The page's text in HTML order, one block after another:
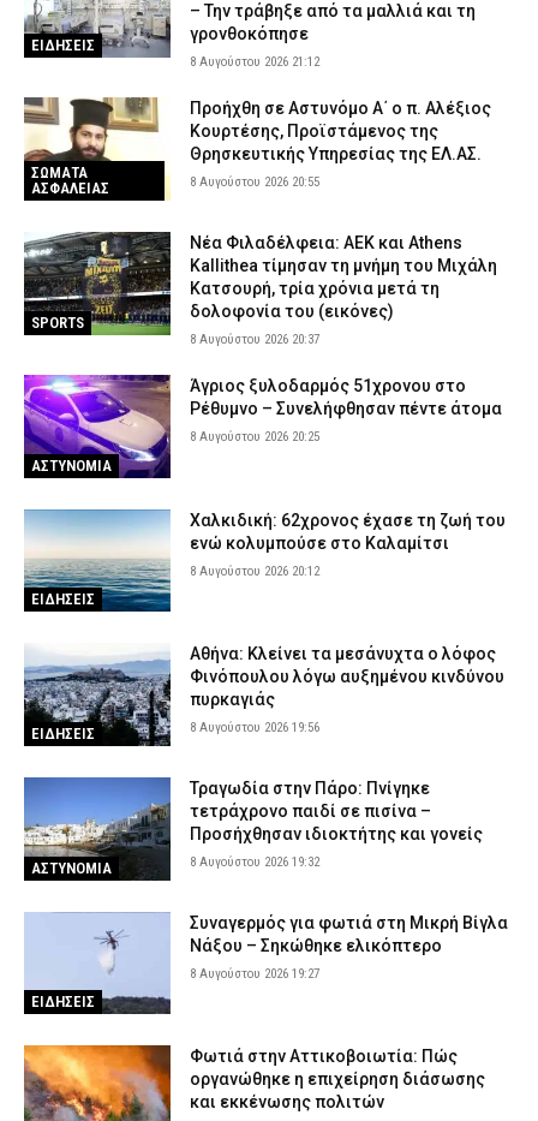
ΕΙΔΗΣΕΙΣ
– Την τράβηξε από τα μαλλιά και τη
γρονθοκόπησε
8 Αυγούστου 2026 21:12
ΣΩΜΑΤΑ
ΑΣΦΑΛΕΙΑΣ
Προήχθη σε Αστυνόμο Α΄ ο π. Αλέξιος
Κουρτέσης, Προϊστάμενος της
Θρησκευτικής Υπηρεσίας της ΕΛ.ΑΣ.
8 Αυγούστου 2026 20:55
SPORTS
Νέα Φιλαδέλφεια: ΑΕΚ και Athens
Kallithea τίμησαν τη μνήμη του Μιχάλη
Κατσουρή, τρία χρόνια μετά τη
δολοφονία του (εικόνες)
8 Αυγούστου 2026 20:37
ΑΣΤΥΝΟΜΙΑ
Άγριος ξυλοδαρμός 51χρονου στο
Ρέθυμνο – Συνελήφθησαν πέντε άτομα
8 Αυγούστου 2026 20:25
ΕΙΔΗΣΕΙΣ
Χαλκιδική: 62χρονος έχασε τη ζωή του
ενώ κολυμπούσε στο Καλαμίτσι
8 Αυγούστου 2026 20:12
ΕΙΔΗΣΕΙΣ
Αθήνα: Κλείνει τα μεσάνυχτα ο λόφος
Φινόπουλου λόγω αυξημένου κινδύνου
πυρκαγιάς
8 Αυγούστου 2026 19:56
ΑΣΤΥΝΟΜΙΑ
Τραγωδία στην Πάρο: Πνίγηκε
τετράχρονο παιδί σε πισίνα –
Προσήχθησαν ιδιοκτήτης και γονείς
8 Αυγούστου 2026 19:32
ΕΙΔΗΣΕΙΣ
Συναγερμός για φωτιά στη Μικρή Βίγλα
Νάξου – Σηκώθηκε ελικόπτερο
8 Αυγούστου 2026 19:27
Φωτιά στην Αττικοβοιωτία: Πώς
οργανώθηκε η επιχείρηση διάσωσης
και εκκένωσης πολιτών